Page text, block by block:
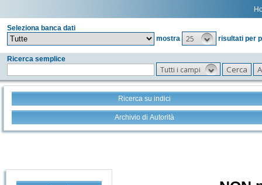
Seleziona banca dati
mostra
25 risultati per
Ricerca semplice
Tutti i campi
Ricerca su indici
Archivio di Autorità